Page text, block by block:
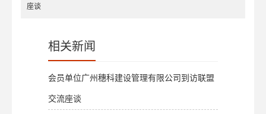
座谈
相关新闻
会员单位广州穗科建设管理有限公司到访联盟
交流座谈